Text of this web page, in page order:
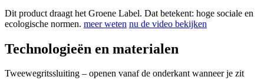
Dit product draagt het Groene Label. Dat betekent: hoge sociale en
ecologische normen. meer weten nu de video bekijken
Technologieën en materialen
Tweewegritssluiting – openen vanaf de onderkant wanneer je zit